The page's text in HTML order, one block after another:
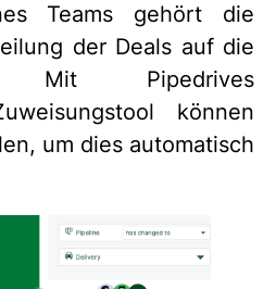
Teams gehört die
der Deals auf die
Mit Pipedrives
können
um dies automatisch